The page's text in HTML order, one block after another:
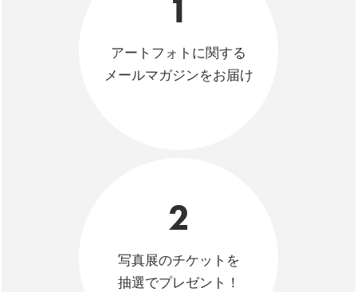
1
アートフォトに関する
メールマガジンをお届け
2
写真展のチケットを
抽選でプレゼント！